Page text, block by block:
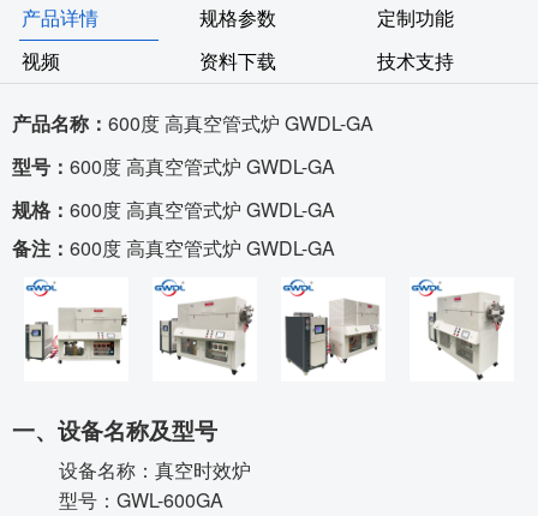
产品详情 规格参数
定制功能
视频
资料下载 技术支持
产品名称： 600度 高真空管式炉 GWDL-GA
型号： 600度 高真空管式炉 GWDL-GA
规格： 600度 高真空管式炉 GWDL-GA
备注： 600度 高真空管式炉 GWDL-GA
一、设备名称及型号
设备名称：真空时效炉
型号： GWL-600GA